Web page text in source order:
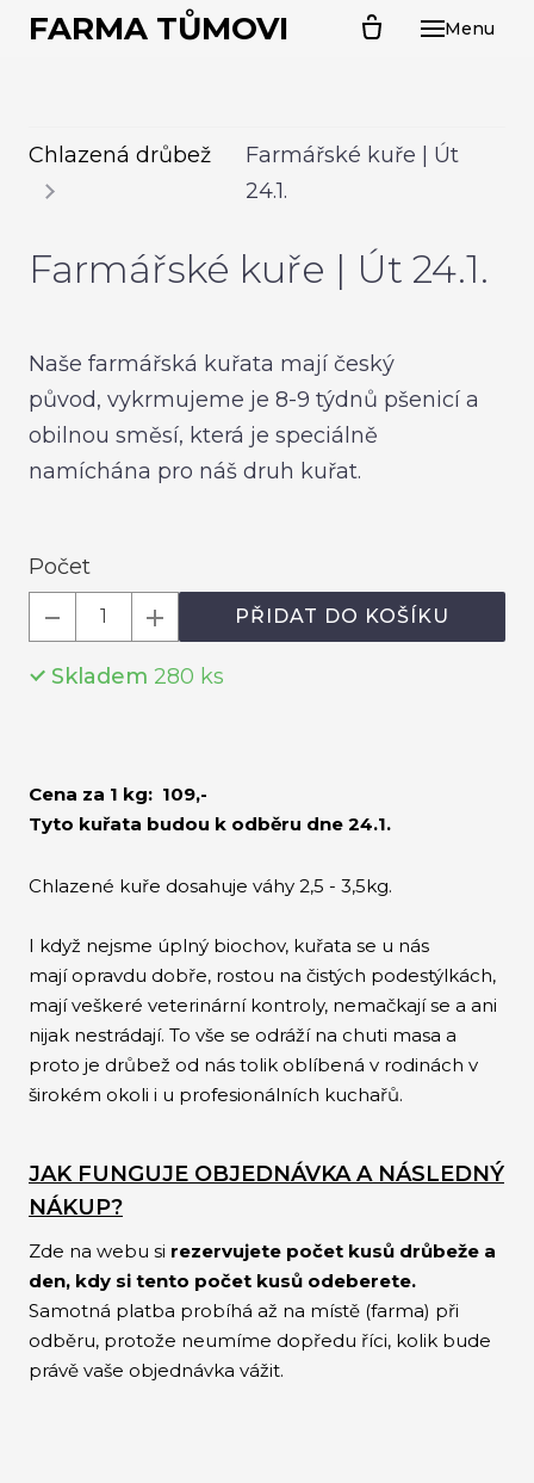
Menu
FARMA TŮMOVI
Chlazená drůbež
Farmářské kuře | Út
24.1.
Farmářské kuře | Út 24.1.
Naše farmářská kuřata mají český
původ, vykrmujeme je 8-9 týdnů pšenicí a
obilnou směsí, která je speciálně
namíchána pro náš druh kuřat.
Počet
PŘIDAT DO KOŠÍKU
Skladem 280 ks
Cena za 1 kg: 109,-
Tyto kuřata budou k odběru dne 24.1.
Chlazené kuře dosahuje váhy 2,5 - 3,5kg.
I když nejsme úplný biochov, kuřata se u nás
mají opravdu dobře, rostou na čistých podestýlkách,
mají veškeré veterinární kontroly, nemačkají se a ani
nijak nestrádají. To vše se odráží na chuti masa a
proto je drůbež od nás tolik oblíbená v rodinách v
širokém okoli i u profesionálních kuchařů.
JAK FUNGUJE OBJEDNÁVKA A NÁSLEDNÝ
NÁKUP?
Zde na webu si rezervujete počet kusů drůbeže a
den, kdy si tento počet kusů odeberete.
Samotná platba probíhá až na místě (farma) při
odběru, protože neumíme dopředu říci, kolik bude
právě vaše objednávka vážit.